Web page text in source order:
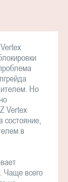
Но
Vertex
состояние,
в
Чаще всего